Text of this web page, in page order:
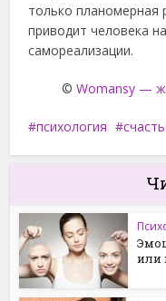
только планомерная
приводит человека
самореализации.
© Womansy —
психология
или